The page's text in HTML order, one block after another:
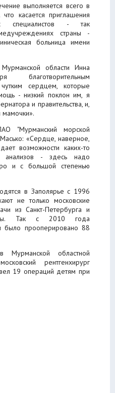
выполняется всего в
касается приглашения
специалистов - так
страны -
больница имени
Мурманской области Инна
благотворительным
сердцем, которые
- низкий поклон им, я
и правительства, и,
"Мурманский морской
«Сердце, наверное,
возможности каких-то
анализов - здесь надо
и с большой степенью
в Заполярье с 1996
не только московские
из Санкт-Петербурга и
Так с 2010 года
было прооперировано 88
областной
рентгенхирург
19 операций детям при